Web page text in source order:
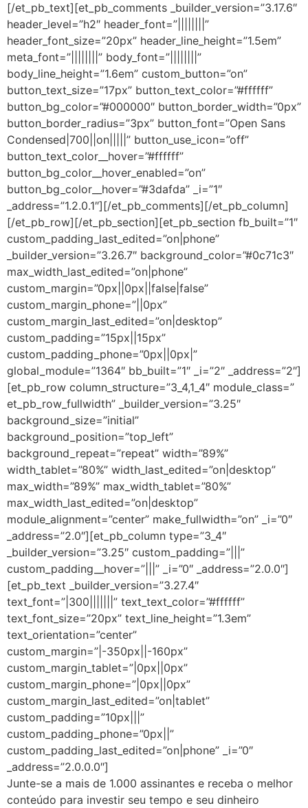
[/et_pb_text][et_pb_comments _builder_version=”3.17.6″
header_level=”h2″ header_font=”||||||||”
header_font_size=”20px” header_line_height=”1.5em”
meta_font=”||||||||” body_font=”||||||||”
body_line_height=”1.6em” custom_button=”on”
button_text_size=”17px” button_text_color=”#ffffff”
button_bg_color=”#000000″ button_border_width=”0px”
button_border_radius=”3px” button_font=”Open Sans
Condensed|700||on|||||” button_use_icon=”off”
button_text_color__hover=”#ffffff”
button_bg_color__hover_enabled=”on”
button_bg_color__hover=”#3dafda” _i=”1″
_address=”1.2.0.1″][/et_pb_comments][/et_pb_column]
[/et_pb_row][/et_pb_section][et_pb_section fb_built=”1″
custom_padding_last_edited=”on|phone”
_builder_version=”3.26.7″ background_color=”#0c71c3″
max_width_last_edited=”on|phone”
custom_margin=”0px||0px||false|false”
custom_margin_phone=”||0px”
custom_margin_last_edited=”on|desktop”
custom_padding=”15px||15px”
custom_padding_phone=”0px||0px|”
global_module=”1364″ bb_built=”1″ _i=”2″ _address=”2″]
[et_pb_row column_structure=”3_4,1_4″ module_class=”
et_pb_row_fullwidth” _builder_version=”3.25″
background_size=”initial”
background_position=”top_left”
background_repeat=”repeat” width=”89%”
width_tablet=”80%” width_last_edited=”on|desktop”
max_width=”89%” max_width_tablet=”80%”
max_width_last_edited=”on|desktop”
module_alignment=”center” make_fullwidth=”on” _i=”0″
_address=”2.0″][et_pb_column type=”3_4″
_builder_version=”3.25″ custom_padding=”|||”
custom_padding__hover=”|||” _i=”0″ _address=”2.0.0″]
[et_pb_text _builder_version=”3.27.4″
text_font=”|300|||||||” text_text_color=”#ffffff”
text_font_size=”20px” text_line_height=”1.3em”
text_orientation=”center”
custom_margin=”|-350px||-160px”
custom_margin_tablet=”|0px||0px”
custom_margin_phone=”|0px||0px”
custom_margin_last_edited=”on|tablet”
custom_padding=”10px|||”
custom_padding_phone=”0px||”
custom_padding_last_edited=”on|phone” _i=”0″
_address=”2.0.0.0″]
Junte-se a mais de 1.000 assinantes e receba o melhor
conteúdo para investir seu tempo e seu dinheiro